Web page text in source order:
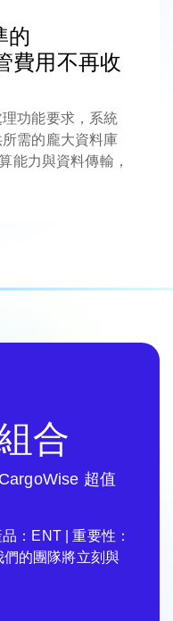
的
費用不再收
功能要求，系統
需的龐大資料庫
能力與資料傳輸，
合
超值
：ENT | 重要性：
的團隊將立刻與